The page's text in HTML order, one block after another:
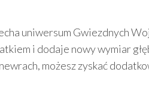
uniwersum Gwiezdnych
i dodaje nowy wymiar
możesz zyskać